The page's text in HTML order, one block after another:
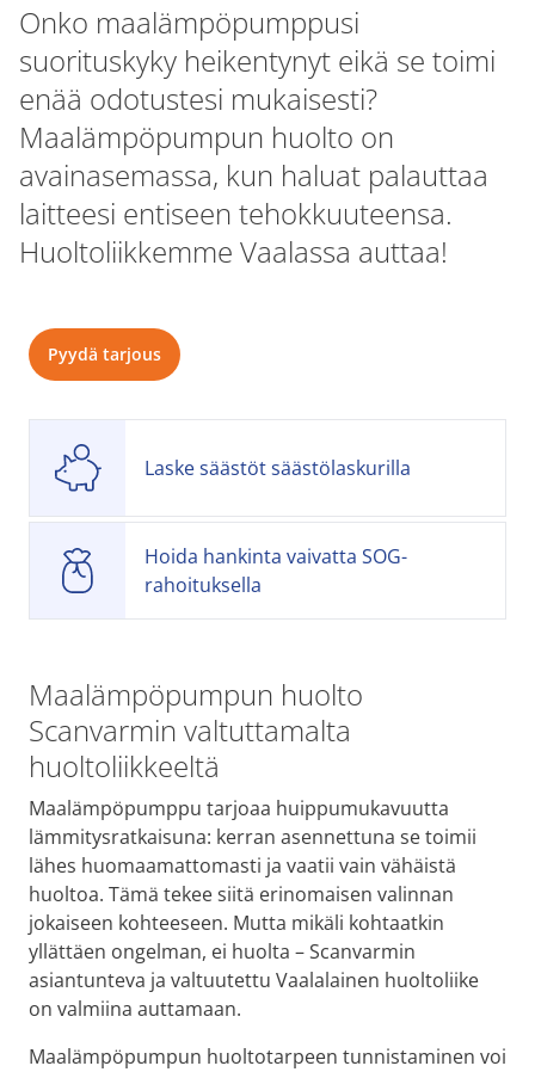
Onko maalämpöpumppusi
suorituskyky heikentynyt eikä se toimi
enää odotustesi mukaisesti?
Maalämpöpumpun huolto on
avainasemassa, kun haluat palauttaa
laitteesi entiseen tehokkuuteensa.
Huoltoliikkemme Vaalassa auttaa!
Pyydä tarjous
Laske säästöt säästölaskurilla
Hoida hankinta vaivatta SOG-
rahoituksella
Maalämpöpumpun huolto
Scanvarmin valtuttamalta
huoltoliikkeeltä
Maalämpöpumppu tarjoaa huippumukavuutta
lämmitysratkaisuna: kerran asennettuna se toimii
lähes huomaamattomasti ja vaatii vain vähäistä
huoltoa. Tämä tekee siitä erinomaisen valinnan
jokaiseen kohteeseen. Mutta mikäli kohtaatkin
yllättäen ongelman, ei huolta – Scanvarmin
asiantunteva ja valtuutettu Vaalalainen huoltoliike
on valmiina auttamaan.
Maalämpöpumpun huoltotarpeen tunnistaminen voi